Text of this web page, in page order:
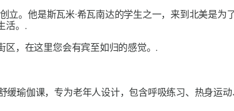
立。他是斯瓦米·希瓦南达的学生之一，来到北美是
活。.
区，在这里您会有宾至如归的感觉。.
瑜伽课，专为老年人设计，包含呼吸练习、热身运动